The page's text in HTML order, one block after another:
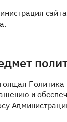
Политика
и